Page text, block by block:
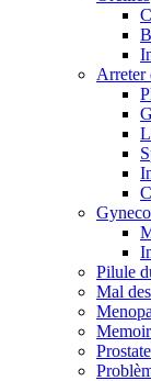
Arreter
Pilule
Mal
Prostate